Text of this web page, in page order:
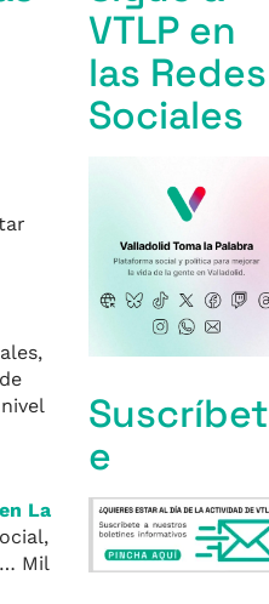
La
Mil
VTLP en
las Redes
Sociales
Suscríbet
e